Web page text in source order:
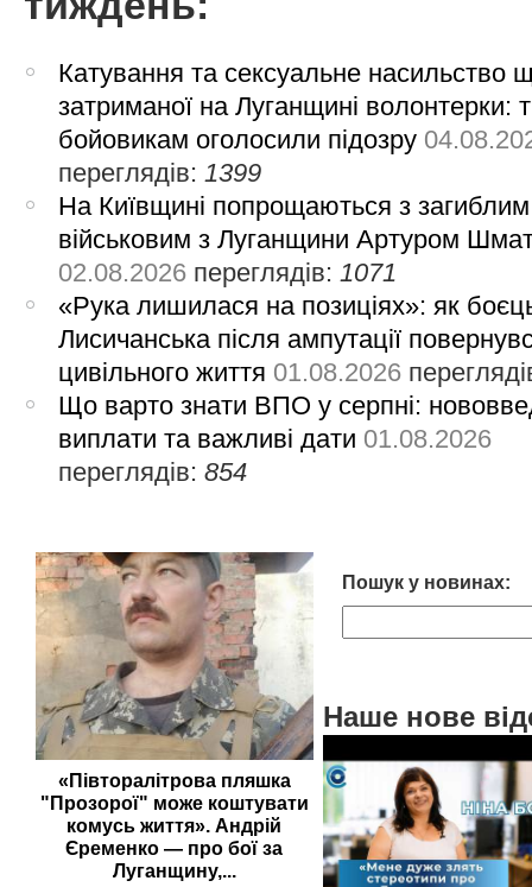
Катування та сексуальне насильство
затриманої на Луганщині волонтерки:
бойовикам оголосили підозру
переглядів: 1399
На Київщині попрощаються з загиблим
військовим з Луганщини Артуром
02.08.2026 переглядів: 1071
«Рука лишилася на позиціях»: як
Лисичанська після ампутації
цивільного життя 01.08.2026
Що варто знати ВПО у серпні:
виплати та важливі дати 01.08.2026
переглядів:854
«Півторалітрова пляшка
"Прозорої" може коштувати
комусь життя». Андрій
Єременко — про бої за
Луганщину,...
Пошук у новинах:
Наше нове